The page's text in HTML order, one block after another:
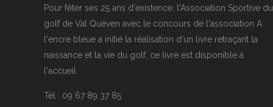
Pour fêter ses 25 ans d'existence, l'Association Sportive du
golf de Val Quéven avec le concours de l'association A
l'encre bleue a initié la réalisation d'un livre retraçant la
naissance et la vie du golf, ce livre est disponible à
l'accueil.
Tél : 09 67 89 37 85